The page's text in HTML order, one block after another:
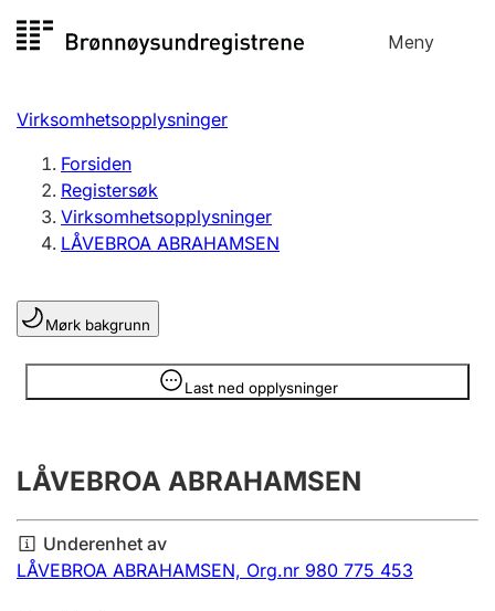
til
Meny
Registersøk
Aksjeselskap
Enkeltpersonforetak
Registrere, endre, slette
Lag og forening
Registrere, endre, slette
Årsregnskap
Innsending og forsinkelsesgebyr
Virksomhetsopplysninger
Forsiden
Registersøk
Virksomhetsopplysninger
LÅVEBROA ABRAHAMSEN
Mørk bakgrunn
Last ned opplysninger
Opplysninger er skjult
LÅVEBROA ABRAHAMSEN
Underenhet av
LÅVEBROA ABRAHAMSEN, Org.nr 980 775 453